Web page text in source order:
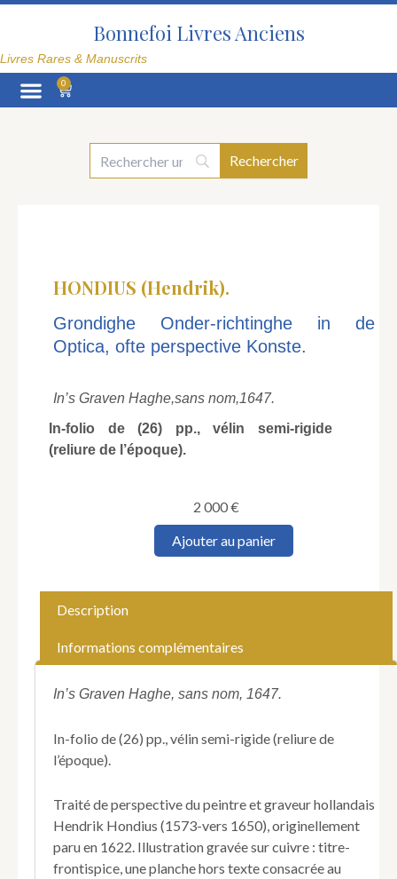
Aller
Bonnefoi Livres Anciens
Livres Rares & Manuscrits
0
Panier
HONDIUS (Hendrik).
Grondighe Onder-richtinghe in de
Optica, ofte perspective Konste.
In’s Graven Haghe,sans nom,1647.
In-folio de (26) pp., vélin semi-rigide
(reliure de l’époque).
2 000€
quantité
richtinghe
in
Optica,
Konste.
Ajouter au panier
Description
Informations complémentaires
In’s Graven Haghe, sans nom, 1647.
In-folio de (26) pp., vélin semi-rigide (reliure de
l’époque).
Traité de perspective du peintre et graveur hollandais
Hendrik Hondius (1573-vers 1650), originellement
paru en 1622. Illustration gravée sur cuivre : titre-
frontispice, une planche hors texte consacrée au